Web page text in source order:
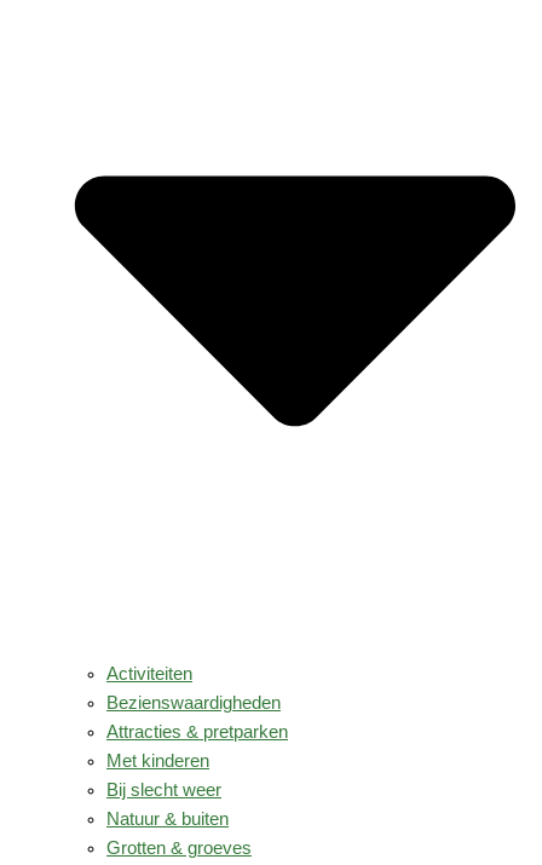
Activiteiten
Bezienswaardigheden
Attracties & pretparken
Met kinderen
Bij slecht weer
Natuur & buiten
Grotten & groeves